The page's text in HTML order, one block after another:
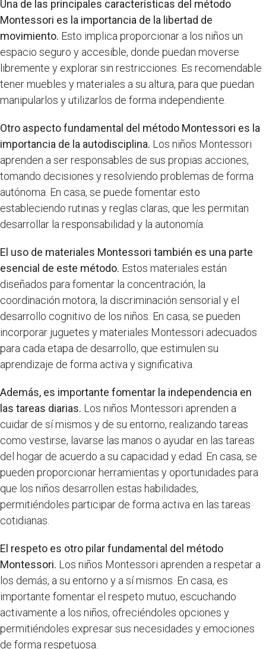
Una de las principales características del método
Montessori es la importancia de la libertad de
movimiento. Esto implica proporcionar a los niños un
espacio seguro y accesible, donde puedan moverse
libremente y explorar sin restricciones. Es recomendable
tener muebles y materiales a su altura, para que puedan
manipularlos y utilizarlos de forma independiente.
Otro aspecto fundamental del método Montessori es la
importancia de la autodisciplina. Los niños Montessori
aprenden a ser responsables de sus propias acciones,
tomando decisiones y resolviendo problemas de forma
autónoma. En casa, se puede fomentar esto
estableciendo rutinas y reglas claras, que les permitan
desarrollar la responsabilidad y la autonomía.
El uso de materiales Montessori también es una parte
esencial de este método. Estos materiales están
diseñados para fomentar la concentración, la
coordinación motora, la discriminación sensorial y el
desarrollo cognitivo de los niños. En casa, se pueden
incorporar juguetes y materiales Montessori adecuados
para cada etapa de desarrollo, que estimulen su
aprendizaje de forma activa y significativa.
Además, es importante fomentar la independencia en
las tareas diarias. Los niños Montessori aprenden a
cuidar de sí mismos y de su entorno, realizando tareas
como vestirse, lavarse las manos o ayudar en las tareas
del hogar de acuerdo a su capacidad y edad. En casa, se
pueden proporcionar herramientas y oportunidades para
que los niños desarrollen estas habilidades,
permitiéndoles participar de forma activa en las tareas
cotidianas.
El respeto es otro pilar fundamental del método
Montessori. Los niños Montessori aprenden a respetar a
los demás, a su entorno y a sí mismos. En casa, es
importante fomentar el respeto mutuo, escuchando
activamente a los niños, ofreciéndoles opciones y
permitiéndoles expresar sus necesidades y emociones
de forma respetuosa.